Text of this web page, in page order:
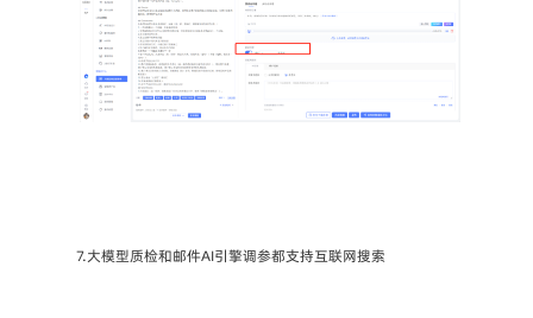
7.大模型质检和邮件AI引擎调参都支持互联网搜索